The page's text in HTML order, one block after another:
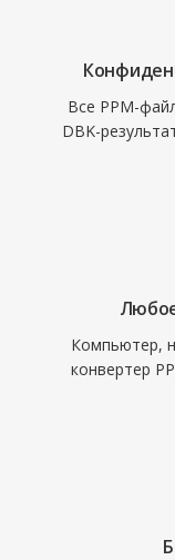
Все PPM-
DBK-
Компьютер,
конвертер